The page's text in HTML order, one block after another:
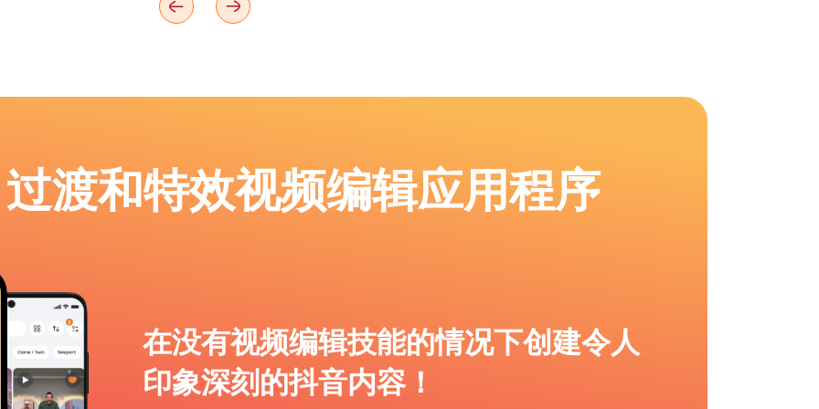
渡和特效视频编辑应用程序
在没有视频编辑技能的情况下创建令人
印象深刻的抖音内容！